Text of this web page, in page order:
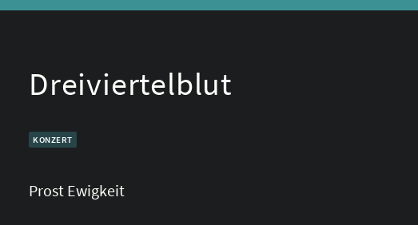
Dreiviertelblut
KONZERT
Prost Ewigkeit